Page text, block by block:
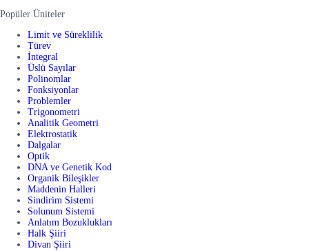
Popüler Üniteler
Limit ve Süreklilik
Türev
İntegral
Üslü Sayılar
Polinomlar
Fonksiyonlar
Problemler
Trigonometri
Analitik Geometri
Elektrostatik
Dalgalar
Optik
DNA ve Genetik Kod
Organik Bileşikler
Maddenin Halleri
Sindirim Sistemi
Solunum Sistemi
Anlatım Bozuklukları
Halk Şiiri
Divan Şiiri